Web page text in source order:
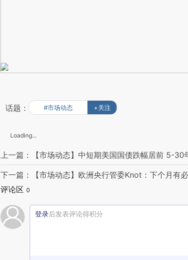
话题： #市场动态 +关注
Loading...
上一篇：【市场动态】中短期美国国债跌幅居前 5-30
下一篇：【市场动态】欧洲央行管委Knot：下个月有
评论区 0
登录后发表评论得积分